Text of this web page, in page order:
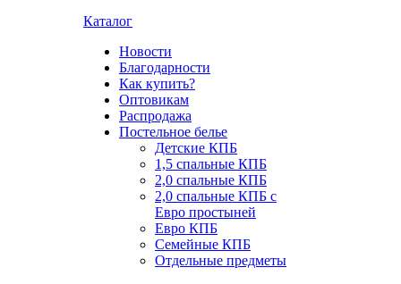
Каталог
Новости
Благодарности
Как купить?
Оптовикам
Распродажа
Постельное белье
Детские КПБ
1,5 спальные КПБ
2,0 спальные КПБ
2,0 спальные КПБ с
Евро простыней
Евро КПБ
Семейные КПБ
Отдельные предметы